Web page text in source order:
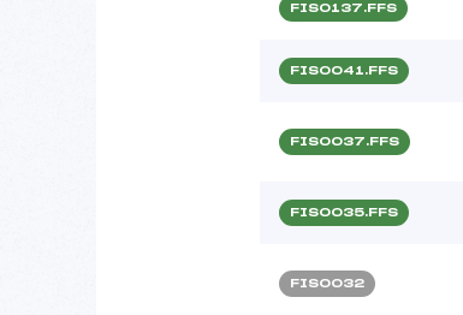
FIS0137.FFS
FIS0041.FFS
FIS0037.FFS
FIS0035.FFS
FIS0032